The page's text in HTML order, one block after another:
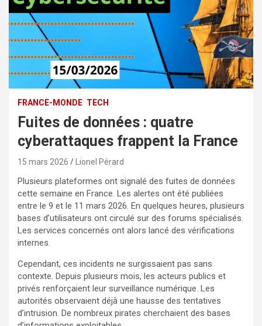
FRANCE-MONDE TECH
Fuites de données : quatre
cyberattaques frappent la France
15 mars 2026 Lionel Pérard
Plusieurs plateformes ont signalé des fuites de données
cette semaine en France. Les alertes ont été publiées
entre le 9 et le 11 mars 2026. En quelques heures, plusieurs
bases d’utilisateurs ont circulé sur des forums spécialisés.
Les services concernés ont alors lancé des vérifications
internes.
Cependant, ces incidents ne surgissaient pas sans
contexte. Depuis plusieurs mois, les acteurs publics et
privés renforçaient leur surveillance numérique. Les
autorités observaient déjà une hausse des tentatives
d’intrusion. De nombreux pirates cherchaient des bases